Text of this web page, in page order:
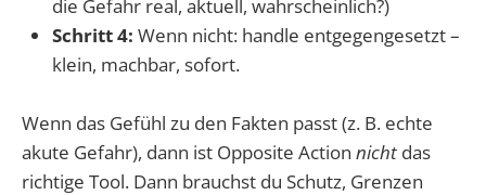
die Gefahr real, aktuell, wahrscheinlich?)
Schritt 4: Wenn nicht: handle entgegengesetzt –
klein, machbar, sofort.
Wenn das Gefühl zu den Fakten passt (z. B. echte
akute Gefahr), dann ist Opposite Action nicht das
richtige Tool. Dann brauchst du Schutz, Grenzen